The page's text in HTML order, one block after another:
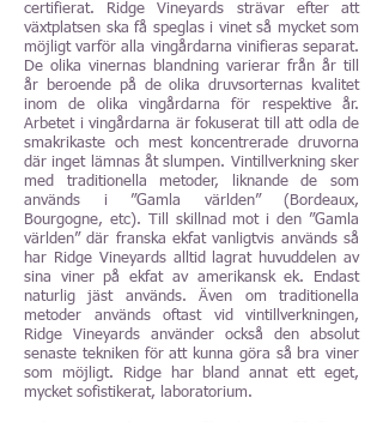
certifierat. Ridge Vineyards strävar efter att
växtplatsen ska få speglas i vinet så mycket som
möjligt varför alla vingårdarna vinifieras separat.
De olika vinernas blandning varierar från år till
år beroende på de olika druvsorternas kvalitet
inom de olika vingårdarna för respektive år.
Arbetet i vingårdarna är fokuserat till att odla de
smakrikaste och mest koncentrerade druvorna
där inget lämnas åt slumpen. Vintillverkning sker
med traditionella metoder, liknande de som
används i ”Gamla världen” (Bordeaux,
Bourgogne, etc). Till skillnad mot i den ”Gamla
världen” där franska ekfat vanligtvis används så
har Ridge Vineyards alltid lagrat huvuddelen av
sina viner på ekfat av amerikansk ek. Endast
naturlig jäst används. Även om traditionella
metoder används oftast vid vintillverkningen,
Ridge Vineyards använder också den absolut
senaste tekniken för att kunna göra så bra viner
som möjligt. Ridge har bland annat ett eget,
mycket sofistikerat, laboratorium.